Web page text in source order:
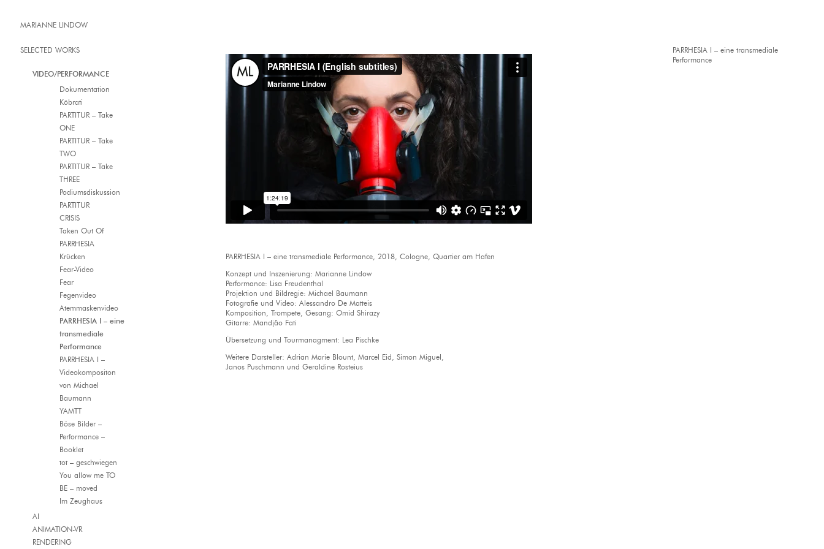
MARIANNE LINDOW
SELECTED WORKS
VIDEO/PERFORMANCE
Dokumentation
Köbrati
PARTITUR – Take
ONE
PARTITUR – Take
TWO
PARTITUR – Take
THREE
Podiumsdiskussion
PARTITUR
CRISIS
Taken Out Of
PARRHESIA
Krücken
Fear-Video
Fear
Fegenvideo
Atemmaskenvideo
PARRHESIA I – eine
transmediale
Performance
PARRHESIA I –
Videokompositon
von Michael
Baumann
YAMTT
Böse Bilder –
Performance –
Booklet
tot – geschwiegen
You allow me TO
BE – moved
Im Zeughaus
AI
ANIMATION-VR
RENDERING
PARRHESIA I – eine transmediale Performance, 2018, Cologne, Quartier am Hafen
Konzept und Inszenierung: Marianne Lindow
Performance: Lisa Freudenthal
Projektion und Bildregie: Michael Baumann
Fotografie und Video: Alessandro De Matteis
Komposition, Trompete, Gesang: Omid Shirazy
Gitarre: Mandjão Fati
Übersetzung und Tourmanagment: Lea Pischke
Weitere Darsteller: Adrian Marie Blount, Marcel Eid, Simon Miguel,
Janos Puschmann und Geraldine Rosteius
PARRHESIA I – eine transmediale
Performance